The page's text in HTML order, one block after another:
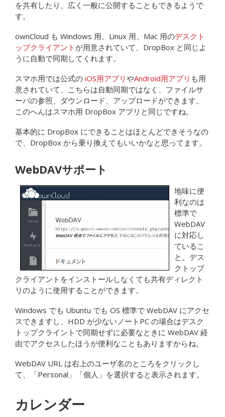
を共有したり、広く一般に公開することもできるようで
す。
ownCloud も Windows 用、Linux 用、Mac 用のデスクト
ップクライアント が用意されていて、DropBox と同じよ
うに自動で同期してくれます。
スマホ用では公式の iOS用アプリ やAndroid用アプリ も用
意されていて、こちらは自動同期ではなく、ファイルサ
ーバの参照、ダウンロード、アップロードができます。
このへんはスマホ用 DropBox アプリと同じですね。
基本的に DropBox にできることはほとんどできそうなの
で、DropBox から乗り換えてもいいかなと思ってます。
WebDAVサポート
地味に便
利なのは
標準で
WebDAV
に対応し
ているこ
と。デス
クトップ
クライアントをインストールしなくても共有ディレクト
リのように使用することができます。
Windows でも Ubuntu でも OS 標準で WebDAV にアクセ
スできますし、HDD が少ないノートPC の場合はデスク
トップクライントで同期せずに必要なときに WebDAV 経
由でアクセスしたほうが便利なこともありますからね。
WebDAV URL は右上のユーザ名のところをクリックし
て、「Personal」「個人」を選択すると表示されます。
カレンダー